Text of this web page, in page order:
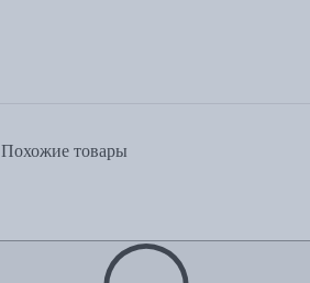
Похожие товары